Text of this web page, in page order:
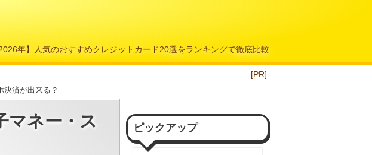
2026年】人気のおすすめクレジットカード20選をランキングで徹底比較
[PR]
決済が出来る？
マネー・ス
ピックアップ